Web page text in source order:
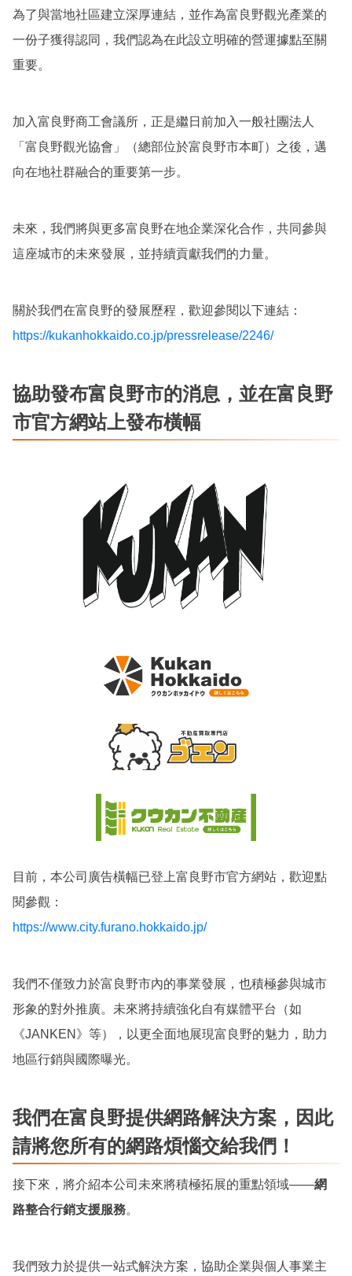
為了與當地社區建立深厚連結，並作為富良野觀光產業的
一份子獲得認同，我們認為在此設立明確的營運據點至關
重要。
加入富良野商工會議所，正是繼日前加入一般社團法人
「富良野觀光協會」（總部位於富良野市本町）之後，邁
向在地社群融合的重要第一步。
未來，我們將與更多富良野在地企業深化合作，共同參與
這座城市的未來發展，並持續貢獻我們的力量。
關於我們在富良野的發展歷程，歡迎參閱以下連結：
https://kukanhokkaido.co.jp/pressrelease/2246/
協助發布富良野市的消息，並在富良野
市官方網站上發布橫幅
目前，本公司廣告橫幅已登上富良野市官方網站，歡迎點
閱參觀：
https://www.city.furano.hokkaido.jp/
我們不僅致力於富良野市內的事業發展，也積極參與城市
形象的對外推廣。未來將持續強化自有媒體平台（如
《JANKEN》等），以更全面地展現富良野的魅力，助力
地區行銷與國際曝光。
我們在富良野提供網路解決方案，因此
請將您所有的網路煩惱交給我們！
接下來，將介紹本公司未來將積極拓展的重點領域——網
路整合行銷支援服務。
我們致力於提供一站式解決方案，協助企業與個人事業主